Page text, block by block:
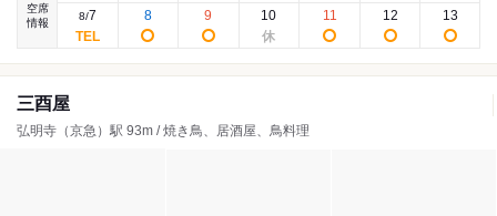
空席
情報
8/7 8 9 10 11 12 13
三酉屋
弘明寺（京急）駅 93m / 焼き鳥、居酒屋、鳥料理